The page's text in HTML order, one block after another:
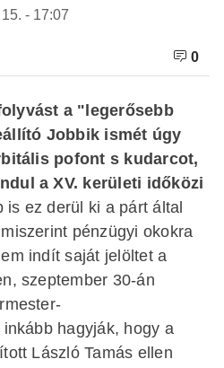
- 17:07
0
a "legerősebb
Jobbik ismét úgy
pofont s kudarcot,
a XV. kerületi időközi
is ez derül ki a párt által
pénzügyi okokra
indít saját jelöltet a
szeptember 30-án
hagyják, hogy a
László Tamás ellen